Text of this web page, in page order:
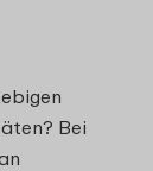
Bei